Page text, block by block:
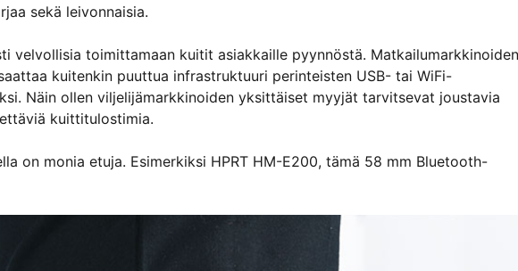
sekä leivonnaisia.
velvollisia toimittamaan kuitit asiakkaille pyynnöstä. Matkailumarkkinoiden
kuitenkin puuttua infrastruktuuri perinteisten USB- tai WiFi-
Näin ollen viljelijämarkkinoiden yksittäiset myyjät tarvitsevat joustavia
kuittitulostimia.
on monia etuja. Esimerkiksi HPRT HM-E200, tämä 58 mm Bluetooth-